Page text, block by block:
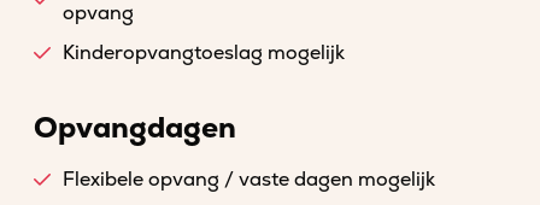
opvang
Kinderopvangtoeslag mogelijk
Opvangdagen
Flexibele opvang / vaste dagen mogelijk